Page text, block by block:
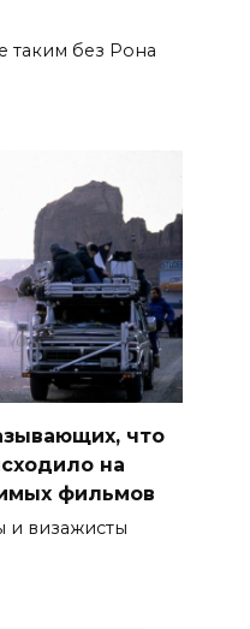
таким без Рона
что
на
фильмов
и визажисты